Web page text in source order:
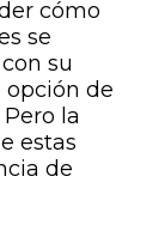
cómo
se
su
de
la
estas
de